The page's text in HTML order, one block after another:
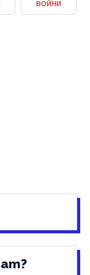
войни